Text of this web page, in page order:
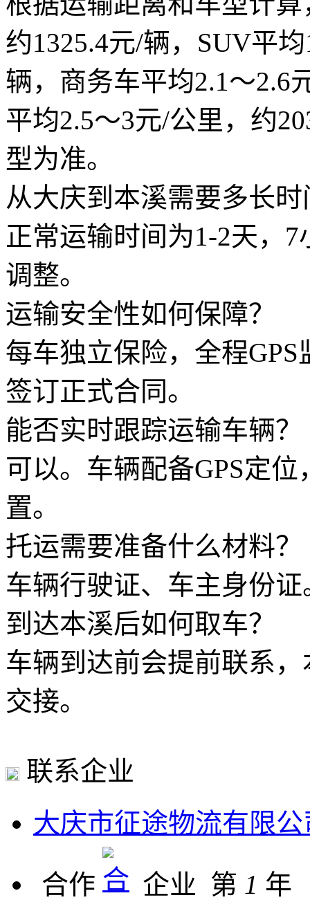
约1325.4元/辆，SUV平
辆，商务车平均2.1～2.6
平均2.5～3元/公里，约
型为准。
从大庆到本溪需要多长时
正常运输时间为1-2天，
调整。
运输安全性如何保障？
每车独立保险，全程
签订正式合同。
能否实时跟踪运输车辆？
可以。车辆配备GPS定
置。
托运需要准备什么材料？
车辆行驶证、车主身份
到达本溪后如何取车？
车辆到达前会提前联系
交接。
联系企业
大庆市征途物流有限公
合作 企业 第 1 年